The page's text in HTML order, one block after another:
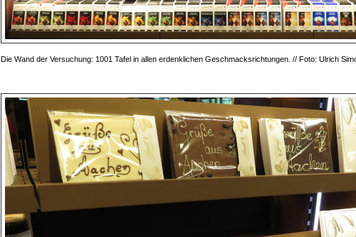
Die Wand der Versuchung: 1001 Tafel in allen erdenklichen Geschmacksrichtungen. // Foto: Ulrich